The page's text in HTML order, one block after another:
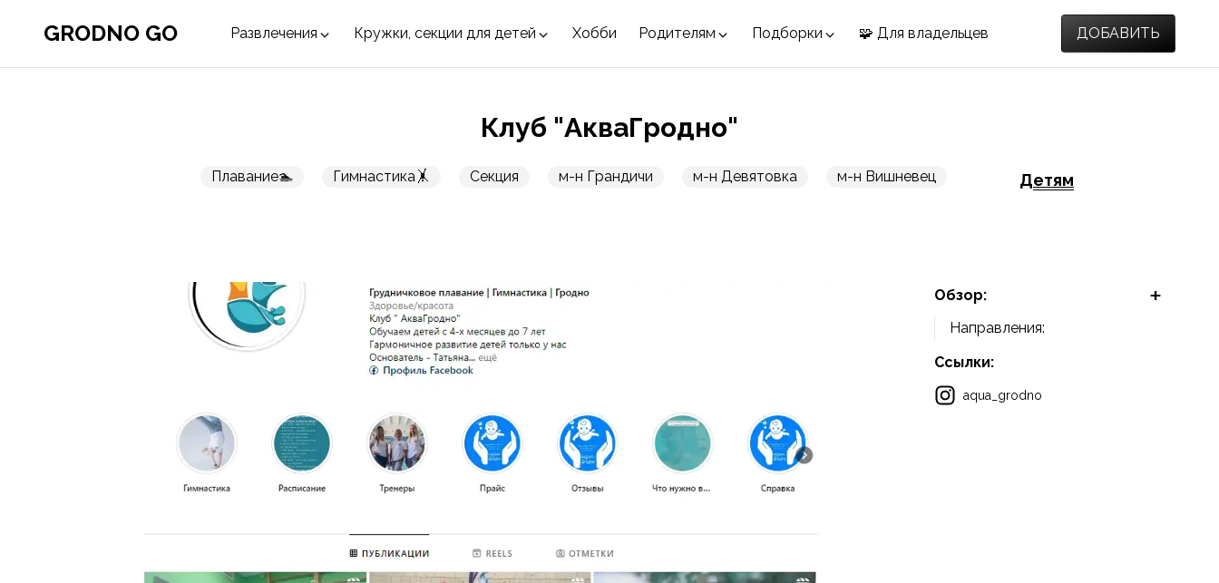
GRODNO GO Развлечения Кружки, секции для детей Хобби Родителям Подборки 🧩 Для владельцев ДОБАВИТЬ
Клуб "АкваГродно"
Плавание🏊 Гимнастика🤸 Секция м-н Грандичи м-н Девятовка м-н Вишневец Детям
Обзор:
Направления:
Ссылки:
aqua_grodno